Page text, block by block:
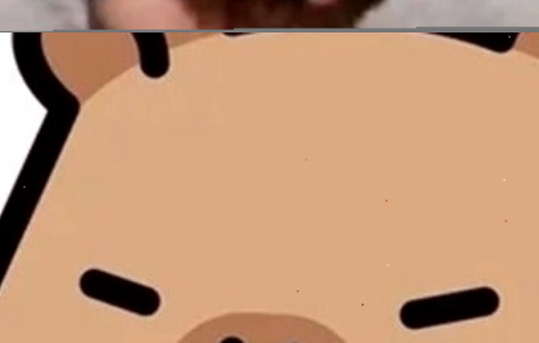
Đang mởhttps://issiloo.edu.vn/khong-meme